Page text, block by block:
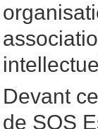
Devant
de SOS